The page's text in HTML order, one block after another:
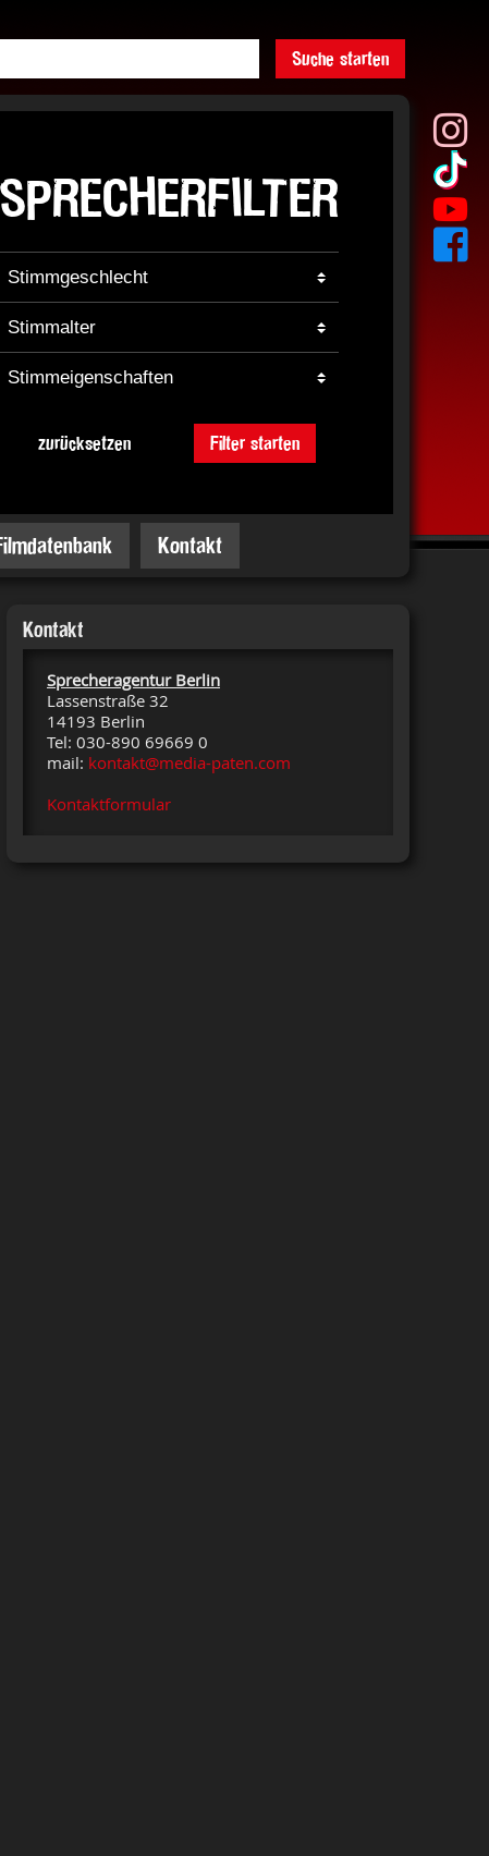
Suche starten
SPRECHERFILTER
zurücksetzen Filter starten
Kontakt
Kontakt
Sprecheragentur Berlin
Lassenstraße 32
14193 Berlin
Tel: 030-890 69669 0
mail: kontakt@media-paten.com
Kontaktformular